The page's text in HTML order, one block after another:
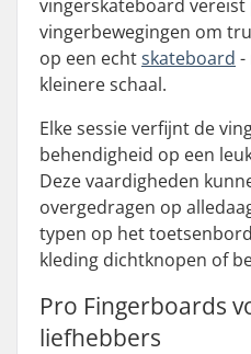
vingerskateboard vereist
vingerbewegingen om
op een echtskateboard -
kleinere schaal.
Elke sessie verfijnt de
behendigheid op een
Deze vaardigheden
overgedragen op
typen op het
kleding dichtknopen of
Pro Fingerboards
liefhebbers